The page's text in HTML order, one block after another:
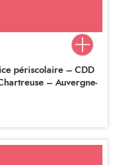
périscolaire – CDD
– Auvergne-